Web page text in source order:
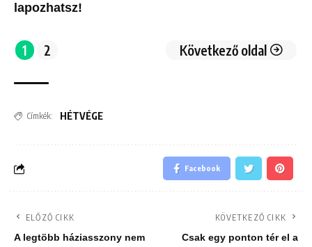
lapozhatsz!
1 2 Következő oldal
Címkék: HÉTVÉGE
Facebook
ELŐZŐ CIKK
A legtöbb háziasszony nem
KÖVETKEZŐ CIKK
Csak egy ponton tér el a